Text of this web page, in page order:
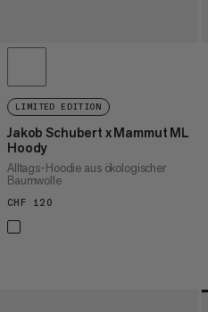
LIMITED EDITION
Jakob Schubert x Mammut ML
Hoody
Alltags-Hoodie aus ökologischer
Baumwolle
CHF 120